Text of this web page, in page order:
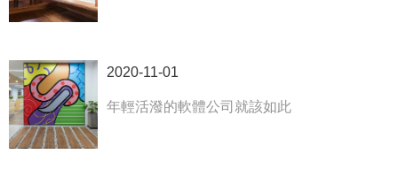
2020-11-01
年輕活潑的軟體公司就該如此